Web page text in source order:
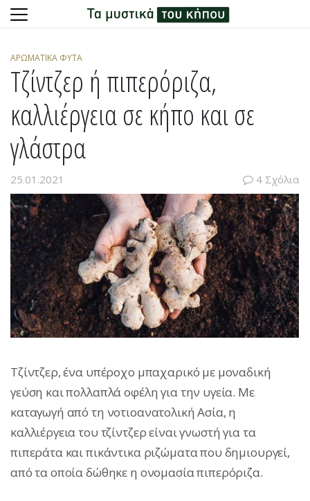
content
ΑΡΩΜΑΤΙΚΆ ΦΥΤΆ
Τζίντζερ ή πιπερόριζα,
καλλιέργεια σε κήπο και σε
γλάστρα
25.01.2021 4 Σχόλια
Τζίντζερ, ένα υπέροχο μπαχαρικό με μοναδική
γεύση και πολλαπλά οφέλη για την υγεία. Με
καταγωγή από τη νοτιοανατολική Ασία, η
καλλιέργεια του τζίντζερ είναι γνωστή για τα
πιπεράτα και πικάντικα ριζώματα που δημιουργεί,
από τα οποία δώθηκε η ονομασία πιπερόριζα.